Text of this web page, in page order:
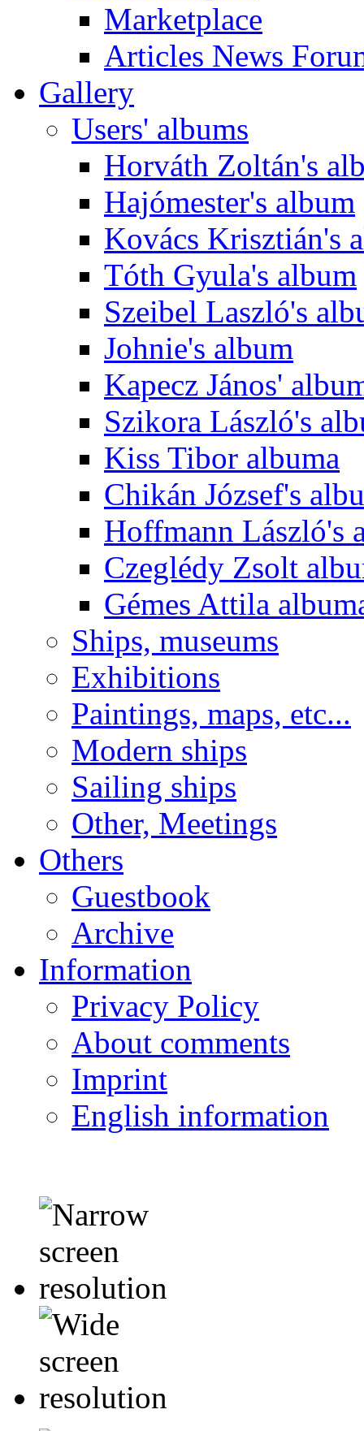
Marketplace
Articles News
Gallery
Users' albums
Horváth Zoltán's
Hajómester's album
Kovács Krisztián's
Tóth Gyula's album
Szeibel Laszló's
Johnie's album
Kapecz János'
Szikora László's
Kiss Tibor albuma
Chikán József's
Hoffmann László's
Czeglédy Zsolt
Gémes Attila
Ships, museums
Exhibitions
Paintings, maps, etc...
Modern ships
Sailing ships
Other, Meetings
Others
Guestbook
Archive
Information
Privacy Policy
About comments
Imprint
English information